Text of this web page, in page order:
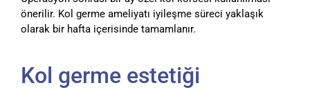
önerilir. Kol germe ameliyatı iyileşme süreci yaklaşık
olarak bir hafta içerisinde tamamlanır.
Kol germe estetiği